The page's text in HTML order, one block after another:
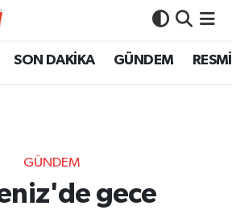
SON DAKİKA GÜNDEM
GÜNDEM
gece
Eczaneler
Haritası